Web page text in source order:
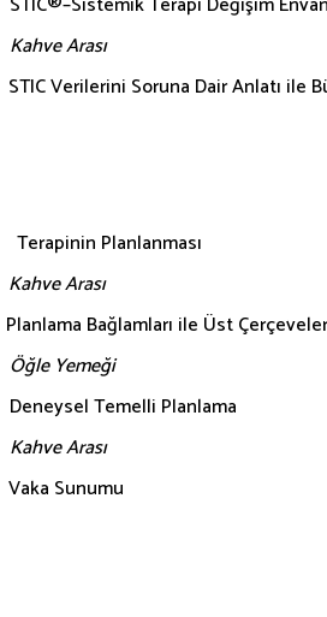
Kahve Arası
Verilerini Soruna Dair Anlatı ile
Planlanması
Kahve Arası
Bağlamları ile Üst
Öğle Yemeği
Temelli Planlama
Kahve Arası
Sunumu